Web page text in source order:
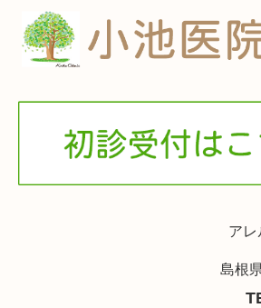
ホーム
医師紹介
診療のご案内
ア
島根